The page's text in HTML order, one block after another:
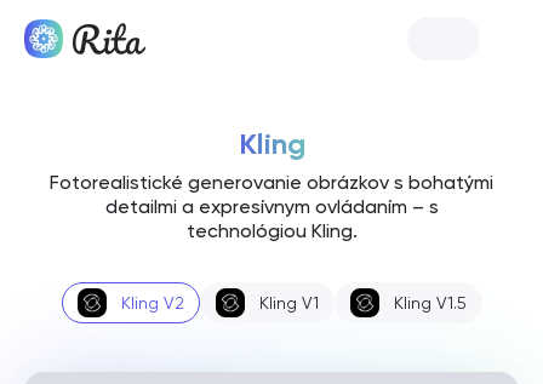
Kling
Fotorealistické generovanie obrázkov s bohatými
detailmi a expresívnym ovládaním – s
technológiou Kling.
Kling V2 Kling V1 Kling V1.5